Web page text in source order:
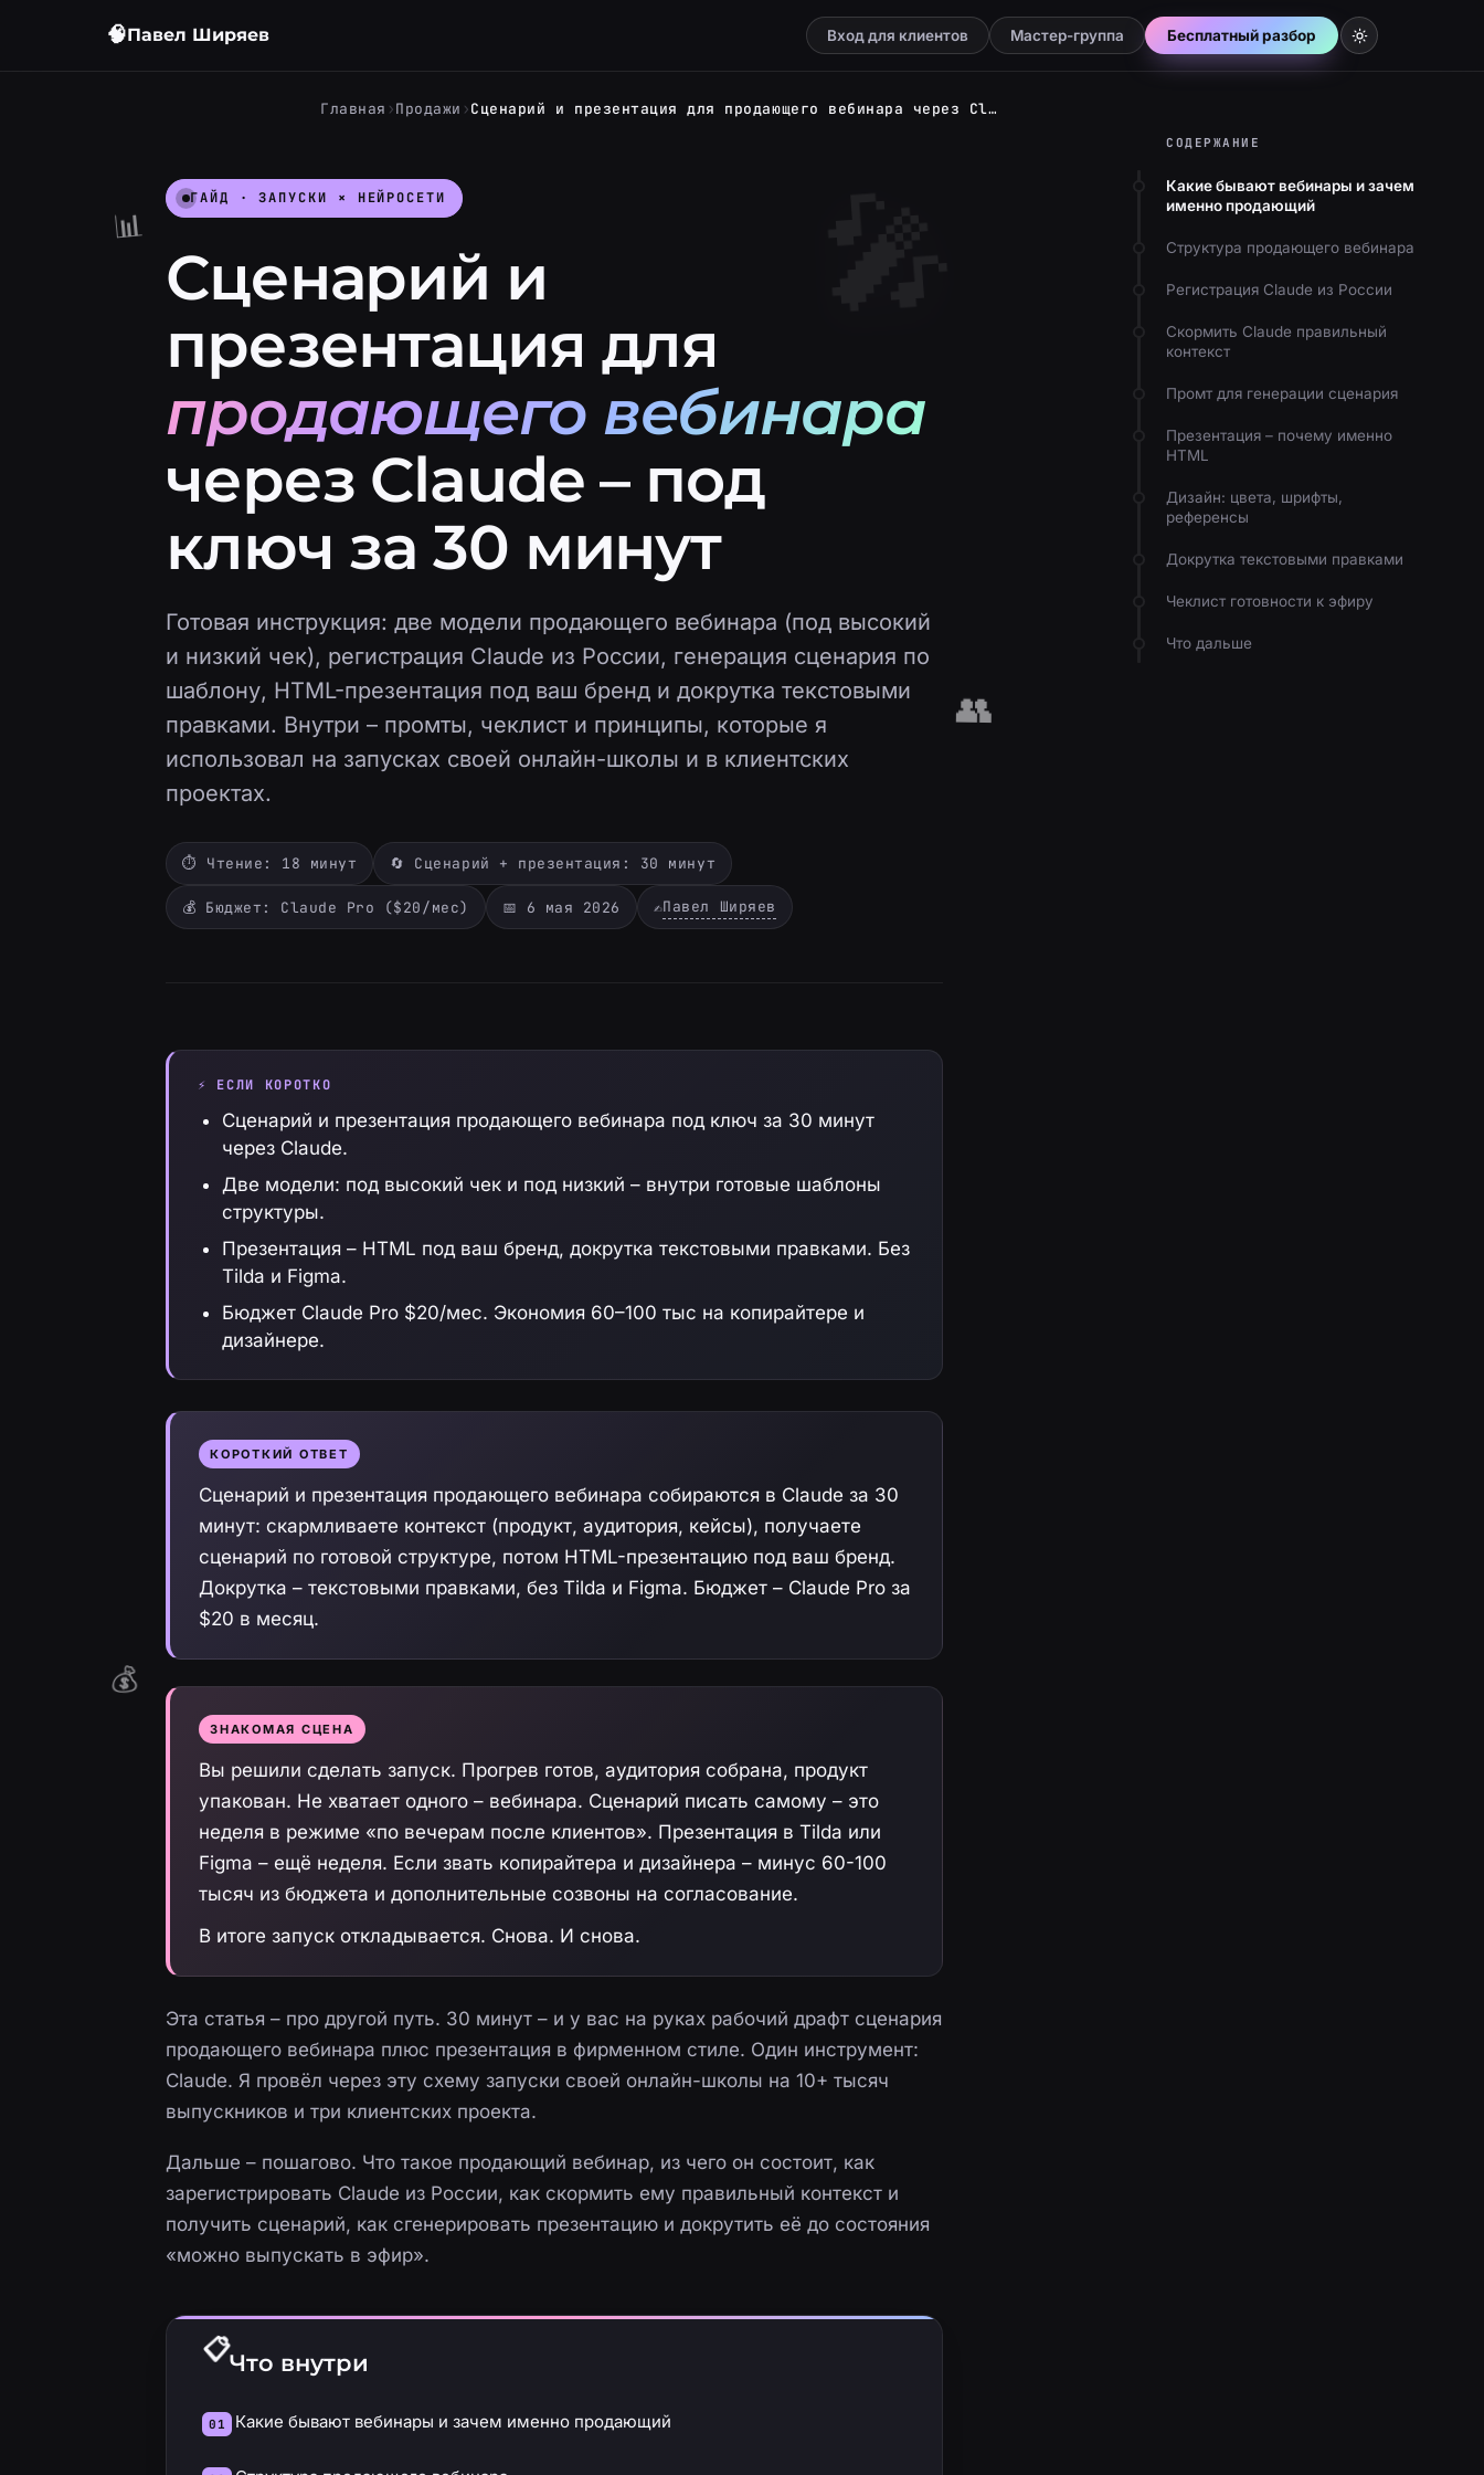
🧠Павел Ширяев Вход для клиентов Мастер-группа Бесплатный разбор
Главная ›Продажи › Сценарий и презентация для продающего вебинара через Claude – под ключ за 30 минут
📊
👥
💰
ГАЙД · ЗАПУСКИ × НЕЙРОСЕТИ
Сценарий и
презентация для
продающего вебинара
через Claude – под
ключ за 30 минут
Готовая инструкция: две модели продающего вебинара (под высокий
и низкий чек), регистрация Claude из России, генерация сценария по
шаблону, HTML-презентация под ваш бренд и докрутка текстовыми
правками. Внутри – промты, чеклист и принципы, которые я
использовал на запусках своей онлайн-школы и в клиентских
проектах.
⏱ Чтение: 18 минут 🔄 Сценарий + презентация: 30 минут
💰 Бюджет: Claude Pro ($20/мес) 📅 6 мая 2026 ✍️Павел Ширяев
⚡ ЕСЛИ КОРОТКО
Сценарий и презентация продающего вебинара под ключ за 30 минут
через Claude.
Две модели: под высокий чек и под низкий – внутри готовые шаблоны
структуры.
Презентация – HTML под ваш бренд, докрутка текстовыми правками. Без
Tilda и Figma.
Бюджет Claude Pro $20/мес. Экономия 60–100 тыс на копирайтере и
дизайнере.
КОРОТКИЙ ОТВЕТ
Сценарий и презентация продающего вебинара собираются в Claude за 30
минут: скармливаете контекст (продукт, аудитория, кейсы), получаете
сценарий по готовой структуре, потом HTML-презентацию под ваш бренд.
Докрутка – текстовыми правками, без Tilda и Figma. Бюджет – Claude Pro за
$20 в месяц.
ЗНАКОМАЯ СЦЕНА
Вы решили сделать запуск. Прогрев готов, аудитория собрана, продукт
упакован. Не хватает одного – вебинара. Сценарий писать самому – это
неделя в режиме «по вечерам после клиентов». Презентация в Tilda или
Figma – ещё неделя. Если звать копирайтера и дизайнера – минус 60-100
тысяч из бюджета и дополнительные созвоны на согласование.
В итоге запуск откладывается. Снова. И снова.
Эта статья – про другой путь. 30 минут – и у вас на руках рабочий драфт сценария
продающего вебинара плюс презентация в фирменном стиле. Один инструмент:
Claude. Я провёл через эту схему запуски своей онлайн-школы на 10+ тысяч
выпускников и три клиентских проекта.
Дальше – пошагово. Что такое продающий вебинар, из чего он состоит, как
зарегистрировать Claude из России, как скормить ему правильный контекст и
получить сценарий, как сгенерировать презентацию и докрутить её до состояния
«можно выпускать в эфир».
Что внутри
Какие бывают вебинары и зачем именно продающий
СОДЕРЖАНИЕ
Какие бывают вебинары и зачем
именно продающий
Структура продающего вебинара
Регистрация Claude из России
Скормить Claude правильный
контекст
Промт для генерации сценария
Презентация – почему именно
HTML
Дизайн: цвета, шрифты,
референсы
Докрутка текстовыми правками
Чеклист готовности к эфиру
Что дальше